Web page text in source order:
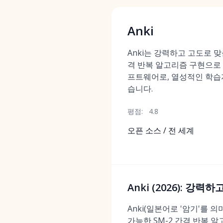
Anki
Anki는 강력하고 고도로
격 반복 알고리즘 구현으
프트웨어로, 열성적인 학
습니다.
평점: 4.8
오픈 소스 / 전 세계
Anki (2026): 강력하
Anki(일본어로 '암기'를 의
가능한 SM-2 간격 반복 알